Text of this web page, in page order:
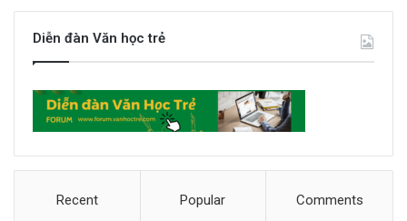
Diễn đàn Văn học trẻ
Recent Popular Comments